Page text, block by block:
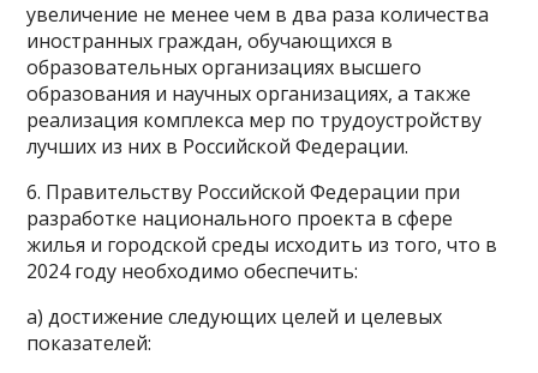
увеличение не менее чем в два раза количества
иностранных граждан, обучающихся в
образовательных организациях высшего
образования и научных организациях, а также
реализация комплекса мер по трудоустройству
лучших из них в Российской Федерации.
6. Правительству Российской Федерации при
разработке национального проекта в сфере
жилья и городской среды исходить из того, что в
2024 году необходимо обеспечить:
а) достижение следующих целей и целевых
показателей: